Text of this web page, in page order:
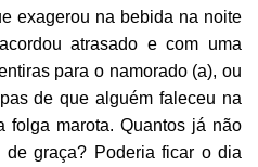
exagerou na bebida na noite
atrasado e com uma
para o namorado (a), ou
de que alguém faleceu na
folga marota. Quantos já não
de graça? Poderia ficar o dia